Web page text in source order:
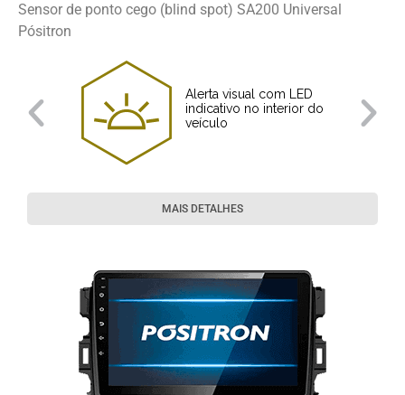
Sensor de ponto cego (blind spot) SA200 Universal
Pósitron
Alerta visual com LED
indicativo no interior do
veículo
MAIS DETALHES